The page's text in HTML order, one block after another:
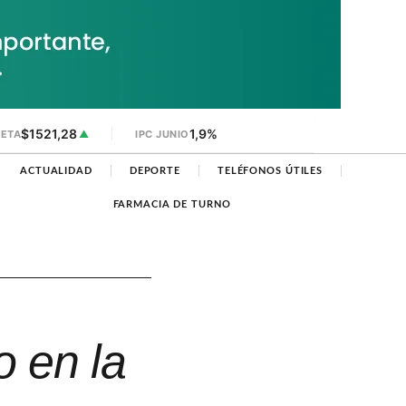
$1521,28 ▲ IPC JUNIO1,9%
ACTUALIDAD DEPORTE TELÉFONOS ÚTILES
FARMACIA DE TURNO
en la